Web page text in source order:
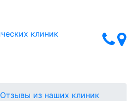
Отзывы из наших клиник